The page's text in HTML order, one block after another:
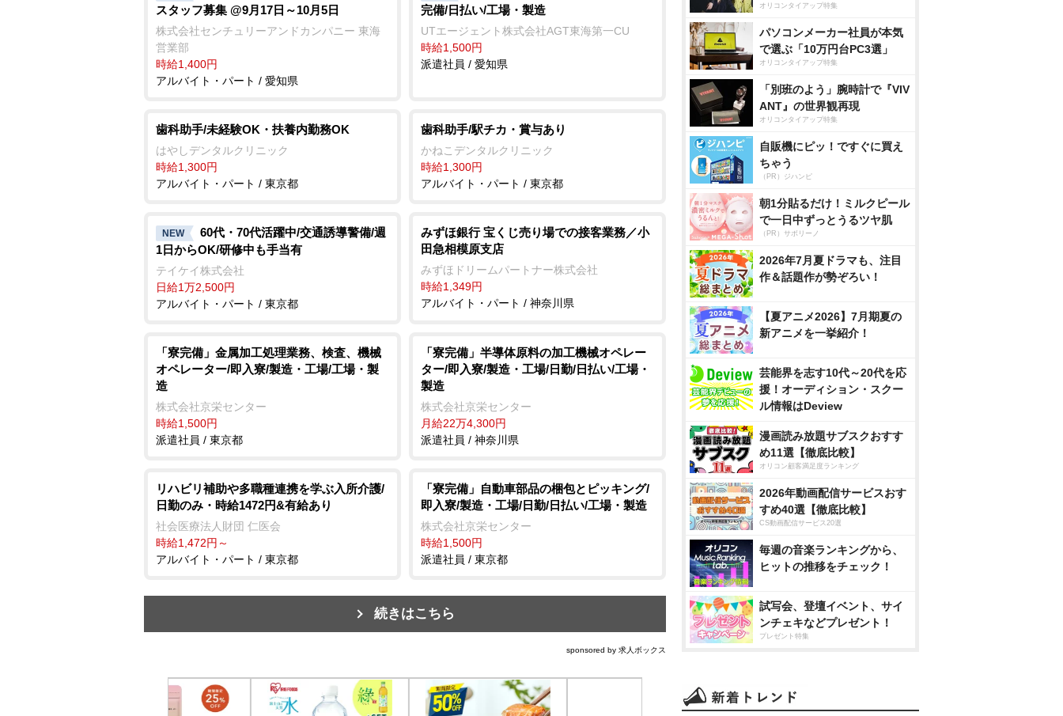
スタッフ募集 @9月17日～10月5日
株式会社センチュリーアンドカンパニー 東海
営業部
時給1,400円
アルバイト・パート / 愛知県
完備/日払い/工場・製造
UTエージェント株式会社AGT東海第一CU
時給1,500円
派遣社員 / 愛知県
歯科助手/未経験OK・扶養内勤務OK
はやしデンタルクリニック
時給1,300円
アルバイト・パート / 東京都
歯科助手/駅チカ・賞与あり
かねこデンタルクリニック
時給1,300円
アルバイト・パート / 東京都
NEW
60代・70代活躍中/交通誘導警備/週
1日からOK/研修中も手当有
テイケイ株式会社
日給1万2,500円
アルバイト・パート / 東京都
みずほ銀行 宝くじ売り場での接客業務／小
田急相模原支店
みずほドリームパートナー株式会社
時給1,349円
アルバイト・パート / 神奈川県
「寮完備」金属加工処理業務、検査、機械
オペレーター/即入寮/製造・工場/工場・製
造
株式会社京栄センター
時給1,500円
派遣社員 / 東京都
「寮完備」半導体原料の加工機械オペレー
ター/即入寮/製造・工場/日勤/日払い/工場・
製造
株式会社京栄センター
月給22万4,300円
派遣社員 / 神奈川県
リハビリ補助や多職種連携を学ぶ入所介護/
日勤のみ・時給1472円&有給あり
社会医療法人財団 仁医会
時給1,472円～
アルバイト・パート / 東京都
「寮完備」自動車部品の梱包とピッキング/
即入寮/製造・工場/日勤/日払い/工場・製造
株式会社京栄センター
時給1,500円
派遣社員 / 東京都
続きはこちら
sponsored by 求人ボックス
オリコンタイアップ特集
パソコンメーカー社員が本気
で選ぶ「10万円台PC3選」
オリコンタイアップ特集
「別班のよう」腕時計で『VIV
ANT』の世界観再現
オリコンタイアップ特集
自販機にピッ！ですぐに買え
ちゃう
（PR）ジハンピ
朝1分貼るだけ！ミルクピール
で一日中ずっとうるツヤ肌
（PR）サボリーノ
2026年7月夏ドラマも、注目
作＆話題作が勢ぞろい！
【夏アニメ2026】7月期夏の
新アニメを一挙紹介！
芸能界を志す10代～20代を応
援！オーディション・スクー
ル情報はDeview
漫画読み放題サブスクおすす
め11選【徹底比較】
オリコン顧客満足度ランキング
2026年動画配信サービスおす
すめ40選【徹底比較】
CS動画配信サービス20選
毎週の音楽ランキングから、
ヒットの推移をチェック！
試写会、登壇イベント、サイ
ンチェキなどプレゼント！
プレゼント特集